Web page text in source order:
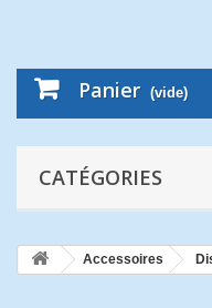
Panier (vide)
CATÉGORIES
Accessoires